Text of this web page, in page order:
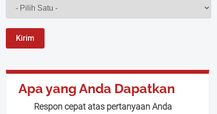
Kirim
Apa yang Anda Dapatkan
Respon cepat atas pertanyaan Anda